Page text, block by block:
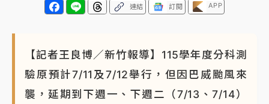
連結 訂閱 APP
【記者王良博／新竹報導】115學年度分科測
驗原預計7/11及7/12舉行，但因巴威颱風來
襲，延期到下週一、下週二（7/13、7/14）